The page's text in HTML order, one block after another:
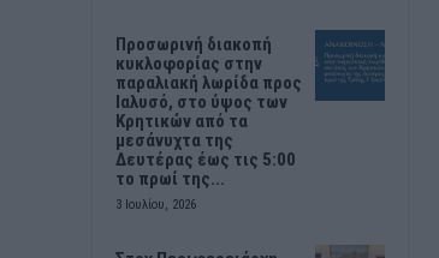
Προσωρινή διακοπή
κυκλοφορίας στην
παραλιακή λωρίδα προς
Ιαλυσό, στο ύψος των
Κρητικών από τα
μεσάνυχτα της
Δευτέρας έως τις 5:00
το πρωί της...
3 Ιουλίου, 2026